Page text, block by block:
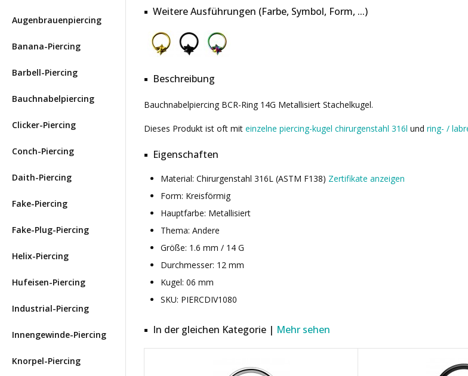
Augenbrauenpiercing
Banana-Piercing
Barbell-Piercing
Bauchnabelpiercing
Clicker-Piercing
Conch-Piercing
Daith-Piercing
Fake-Piercing
Fake-Plug-Piercing
Helix-Piercing
Hufeisen-Piercing
Industrial-Piercing
Innengewinde-Piercing
Knorpel-Piercing
Weitere Ausführungen (Farbe, Symbol, Form, ...)
Beschreibung
Bauchnabelpiercing BCR-Ring 14G Metallisiert Stachelkugel.
Dieses Produkt ist oft mit einzelne piercing-kugel chirurgenstahl 316l und ring- /
Eigenschaften
Material: Chirurgenstahl 316L (ASTM F138) Zertifikate anzeigen
Form: Kreisförmig
Hauptfarbe: Metallisiert
Thema: Andere
Größe: 1.6 mm / 14 G
Durchmesser: 12 mm
Kugel: 06 mm
SKU: PIERCDIV1080
In der gleichen Kategorie | Mehr sehen